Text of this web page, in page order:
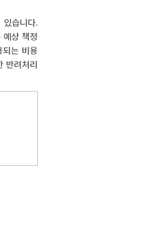
습니다.
예상 책정
되는 비용
반려처리